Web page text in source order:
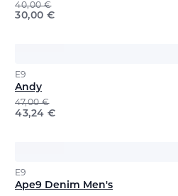
40,00€
30,00 €
E9
Andy
47,00€
43,24 €
E9
Ape9 Denim Men's